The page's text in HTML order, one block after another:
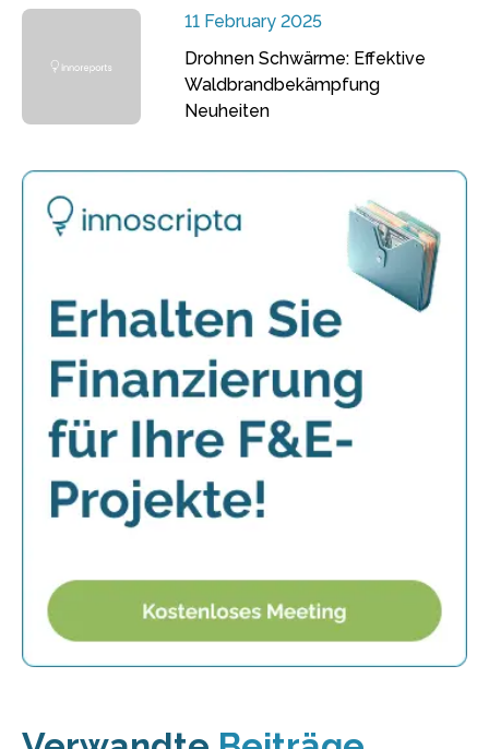
11 February 2025
Drohnen Schwärme: Effektive
Waldbrandbekämpfung
Neuheiten